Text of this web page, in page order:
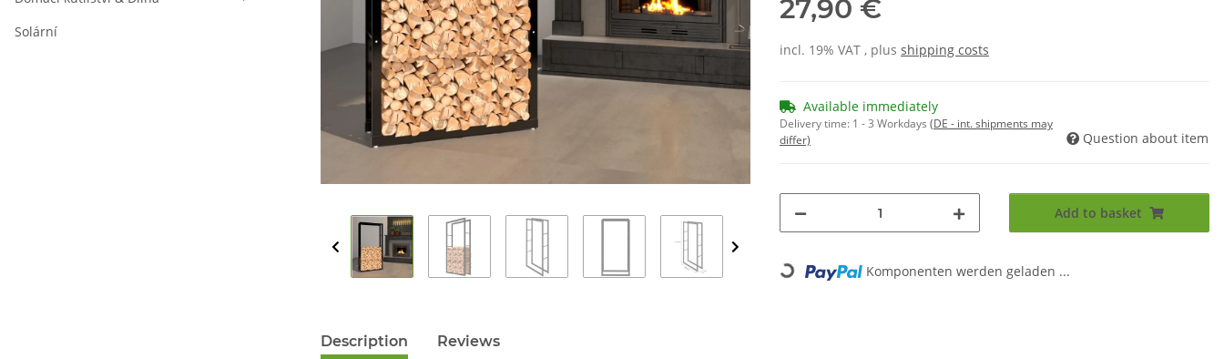
27,90 €
incl. 19% VAT , plus shipping costs
Available immediately
Delivery time: 1 - 3 Workdays (DE - int. shipments may
differ)
Question about item
Add to basket
Loading... Komponenten werden geladen ...
Description Reviews
Solární